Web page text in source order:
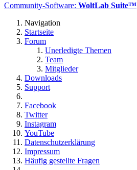
Community-Software: WoltLab Suite™
Navigation
Startseite
Forum
Unerledigte Themen
Team
Mitglieder
Downloads
Support
Facebook
Twitter
Instagram
YouTube
Datenschutzerklärung
Impressum
Häufig gestellte Fragen